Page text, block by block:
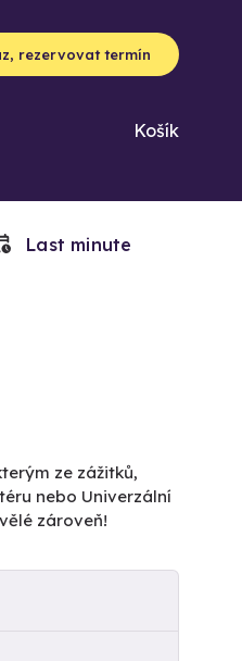
rezervovat termín
Košík
Last minute
ze zážitků,
nebo Univerzální
zároveň!